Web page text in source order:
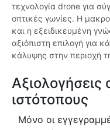
τεχνολογία drone για
οπτικές γωνίες. Η
και η εξειδικευμένη
αξιόπιστη επιλογή για
κάλυψης στην περιοχή
ιστότοπους
Μόνο οι